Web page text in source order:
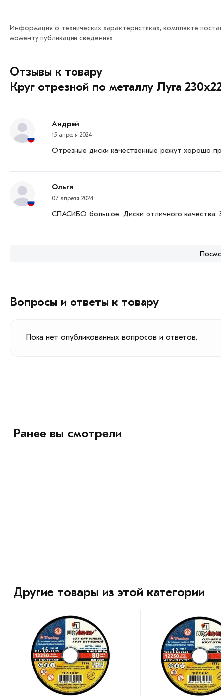
действительн в Москве и области. Наши
Данний товар от производителя сертифицирован,
Информация о технических характеристиках, комплекте
моменту публикации сведениях
Отзывы к товару
Круг отрезной по металлу Луга
Андрей
15 апреля 2024
Отрезные диски качественные режут хорошо
Ольга
07 апреля 2024
СПАСИБО большое. Диски отличного качества.
Вопросы и ответы к товару
Пока нет опубликованных вопросов и ответов.
Ранее вы смотрели
Другие товары из этой категории